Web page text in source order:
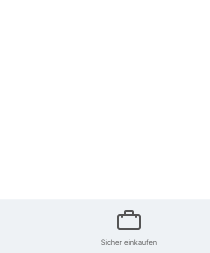
Sicher einkaufen